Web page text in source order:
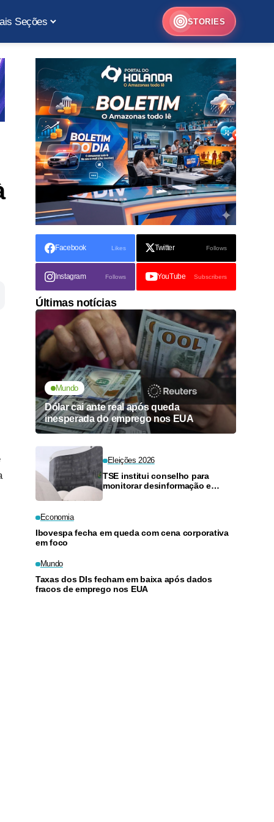
Seções STORIES
Facebook Likes Twitter Follows
Instagram Follows YouTube Subscribers
Últimas notícias
Mundo
Dólar cai ante real após queda
inesperada do emprego nos EUA
Eleições 2026
TSE institui conselho para
monitorar desinformação e
Economia
Ibovespa fecha em queda com cena corporativa
em foco
Mundo
Taxas dos DIs fecham em baixa após dados
fracos de emprego nos EUA